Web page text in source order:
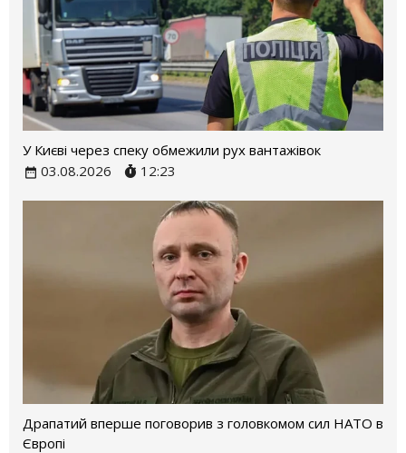
У Києві через спеку обмежили рух вантажівок
03.08.2026
12:23
Драпатий вперше поговорив з головкомом сил НАТО в
Європі